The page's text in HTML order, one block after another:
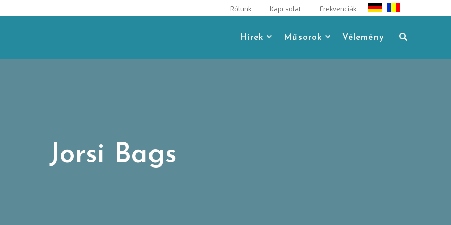
Rólunk Kapcsolat Frekvenciák
Hírek Műsorok Vélemény
Jorsi Bags